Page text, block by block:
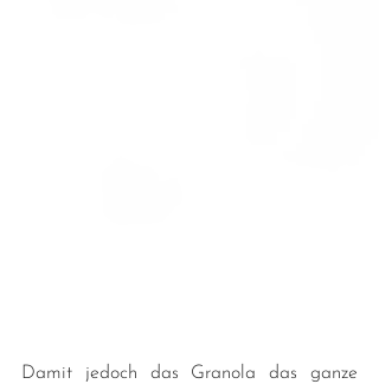
Damit jedoch das Granola das ganze